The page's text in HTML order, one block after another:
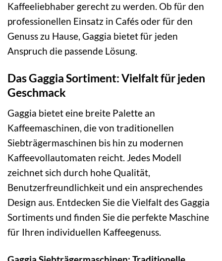
Kaffeeliebhaber gerecht zu werden. Ob für den
professionellen Einsatz in Cafés oder für den
Genuss zu Hause, Gaggia bietet für jeden
Anspruch die passende Lösung.
Das Gaggia Sortiment: Vielfalt für jeden
Geschmack
Gaggia bietet eine breite Palette an
Kaffeemaschinen, die von traditionellen
Siebträgermaschinen bis hin zu modernen
Kaffeevollautomaten reicht. Jedes Modell
zeichnet sich durch hohe Qualität,
Benutzerfreundlichkeit und ein ansprechendes
Design aus. Entdecken Sie die Vielfalt des Gaggia
Sortiments und finden Sie die perfekte Maschine
für Ihren individuellen Kaffeegenuss.